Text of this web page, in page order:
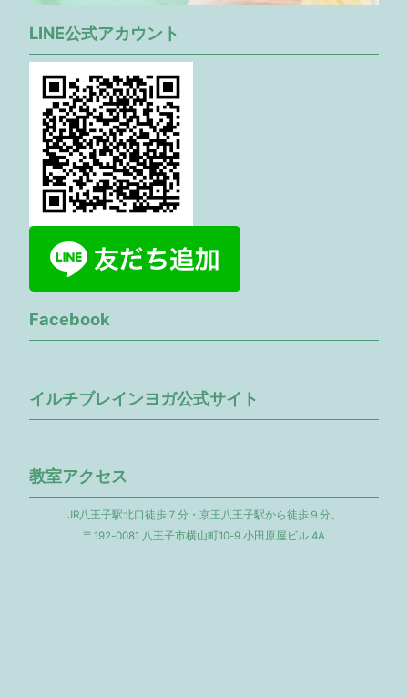
LINE公式アカウント
Facebook
イルチブレインヨガ公式サイト
教室アクセス
JR八王子駅北口徒歩７分・京王八王子駅から徒歩９分。
〒192-0081 八王子市横山町10-9 小田原屋ビル 4A